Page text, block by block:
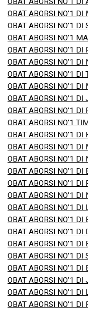
OBAT ABORSI NO’1
OBAT ABORSI NO’1
OBAT ABORSI NO’1
OBAT ABORSI NO’1
OBAT ABORSI NO’1
OBAT ABORSI NO’1
OBAT ABORSI NO’1
OBAT ABORSI NO’1
OBAT ABORSI NO’1
OBAT ABORSI NO’1
OBAT ABORSI NO’1
OBAT ABORSI NO’1
OBAT ABORSI NO’1
OBAT ABORSI NO’1
OBAT ABORSI NO’1
OBAT ABORSI NO’1
OBAT ABORSI NO’1
OBAT ABORSI NO’1
OBAT ABORSI NO’1
OBAT ABORSI NO’1
OBAT ABORSI NO’1
OBAT ABORSI NO’1
OBAT ABORSI NO’1
OBAT ABORSI NO’1
OBAT ABORSI NO’1